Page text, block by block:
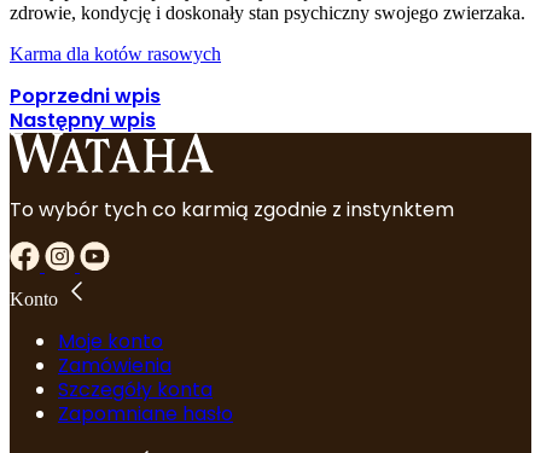
zdrowie, kondycję i doskonały stan psychiczny swojego zwierzaka.
Karma dla kotów rasowych
Poprzedni wpis
Następny wpis
To wybór tych co karmią zgodnie z instynktem
Konto
Moje konto
Zamówienia
Szczegóły konta
Zapomniane hasło